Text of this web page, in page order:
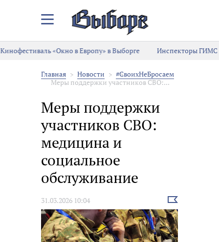
Закрыть/
меню
Кинофестиваль «Окно в Европу» в Выборге
Инспекторы ГИМС
Главная Новости
#СвоихНеБросаем
Меры поддержки участников СВО:...
Меры поддержки
участников СВО:
медицина и
социальное
обслуживание
31.03.2026 10:04
Выбрать
новость